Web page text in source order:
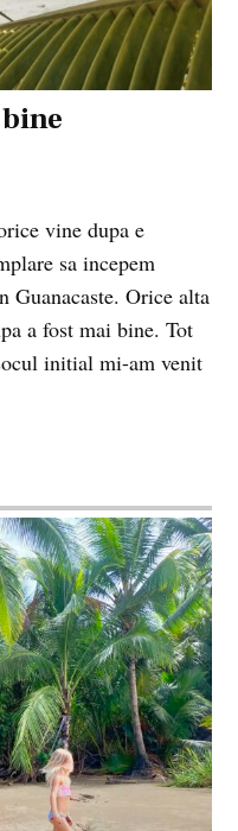
vine dupa e
sa incepem
Guanacaste. Orice alta
a fost mai bine. Tot
initial mi-am venit